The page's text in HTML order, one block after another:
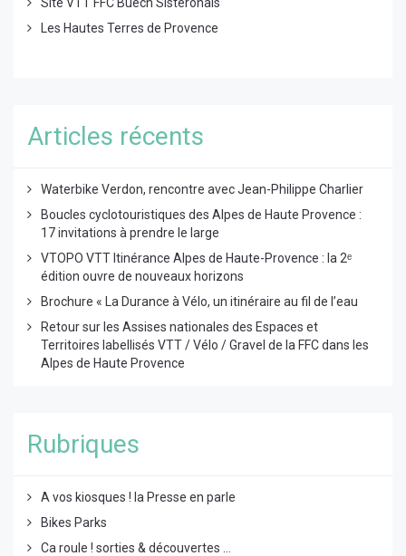
Les Hautes Terres de Provence
Articles récents
Waterbike Verdon, rencontre avec Jean-Philippe Charlier
Boucles cyclotouristiques des Alpes de Haute Provence :
17 invitations à prendre le large
VTOPO VTT Itinérance Alpes de Haute-Provence : la 2ᵉ
édition ouvre de nouveaux horizons
Brochure « La Durance à Vélo, un itinéraire au fil de l’eau
Retour sur les Assises nationales des Espaces et
Territoires labellisés VTT / Vélo / Gravel de la FFC dans les
Alpes de Haute Provence
Rubriques
A vos kiosques ! la Presse en parle
Bikes Parks
Ca roule ! sorties & découvertes ...